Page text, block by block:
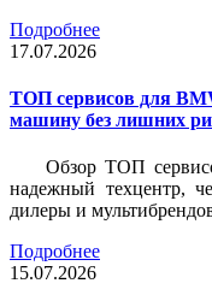
Подробнее
17.07.2026
ТОП сервисов для
машину без лишних
Обзор ТОП
надежный техцентр,
дилеры и
Подробнее
15.07.2026